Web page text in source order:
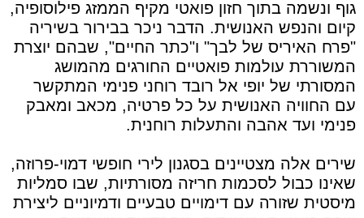
גוף ונשמה בתוך חזון פואטי מקיף הממזג פילוסופיה,
קיום והנפש האנושית. הדבר ניכר בבירור בשיריה
"פרח האיריס של לבך" ו"כתר החיים", שבהם יוצרת
המשוררת עולמות פואטיים החורגים מהמושג
המסורתי של יופי אל רובד רוחני פנימי המתקשר
עם החוויה האנושית על כל פרטיה, מכאב ומאבק
פנימי ועד אהבה והתעלות רוחנית.
שירים אלה מצטיינים בסגנון לירי חופשי דמוי-פרוזה,
שאינו כבול לסכמות חריזה מסורתיות, שבו סמליות
מיסטית שזורה עם דימויים טבעיים ודמיוניים ליצירת